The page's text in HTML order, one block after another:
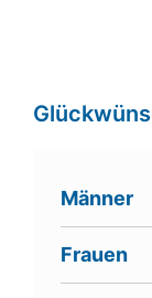
Männer
Frauen